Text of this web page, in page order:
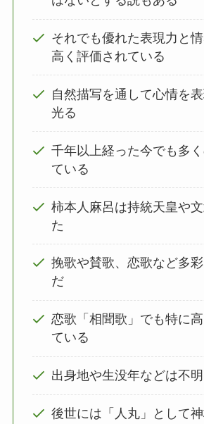
それでも優れた表現力と
高く評価されている
自然描写を通して心情を
光る
千年以上経った今でも多
ている
柿本人麻呂は持統天皇や
た
挽歌や賛歌、恋歌など多
だ
恋歌「相聞歌」でも特に
ている
出身地や生没年などは不
後世には「人丸」として